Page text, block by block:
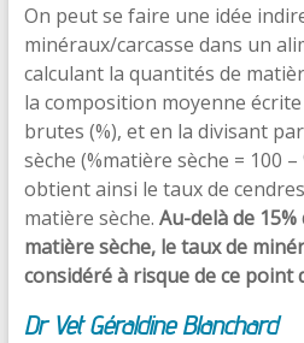
On peut se faire une idée
minéraux/carcasse dans un
calculant la quantités de
la composition moyenne
brutes (%), et en la divisant
sèche (%matière sèche = 100 –
obtient ainsi le taux de
matière sèche. Au-delà de
matière sèche, le taux de
considéré à risque de ce point
Dr Vet Géraldine Blanchard